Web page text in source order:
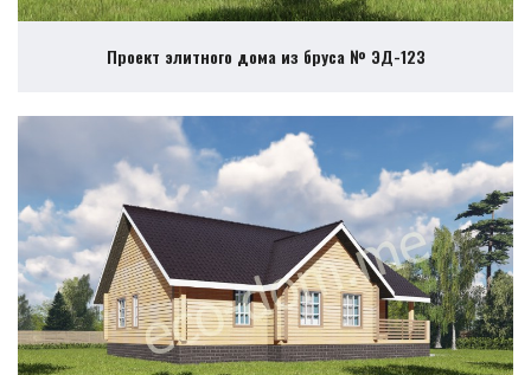
Проект элитного дома из бруса № ЭД-123